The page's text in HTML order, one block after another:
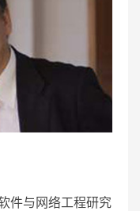
件与网络工程研究